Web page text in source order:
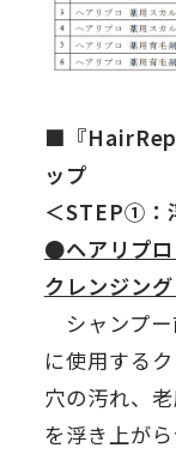
■『
ップ
＜STEP①：
●ヘアリプロ
クレンジン
シャンプー
に使用する
穴の汚れ、
を浮き上が